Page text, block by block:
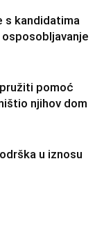
s kandidatima
pomoć
njihov dom
u iznosu